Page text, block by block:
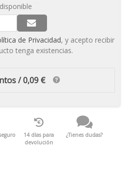
de Privacidad, y acepto recibir
tenga existencias.
/ 0,09 €
14 días para
devolución
¿Tienes dudas?